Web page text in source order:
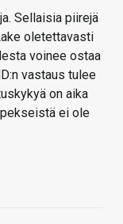
Sellaisia piirejä
oletettavasti
voinee ostaa
vastaus tulee
on aika
ei ole